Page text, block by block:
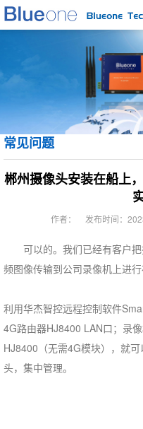
常见问题
郴州摄像头安装在船上
作者： 发布时间：
可以的。我们已经有客户
频图像传输到公司录像机上进行
利用华杰智控远程控制软件
4G路由器HJ8400 LAN口；录
HJ8400（无需4G模块），就
头，集中管理。